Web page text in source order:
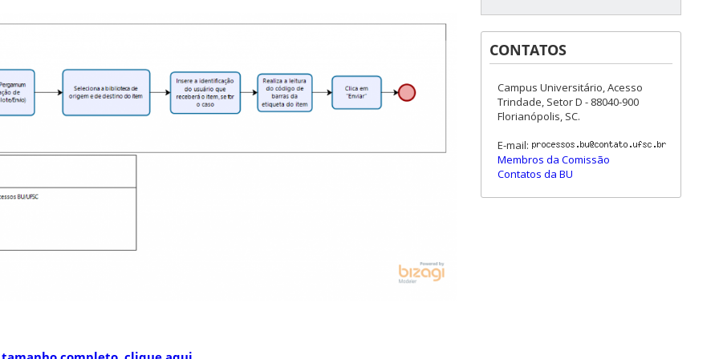
CONTATOS
Campus Universitário, Acesso
Trindade, Setor D - 88040-900
Florianópolis, SC.
E-mail:
Membros da Comissão
Contatos da BU